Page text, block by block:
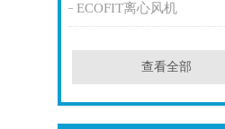
ECOFIT离心风机
查看全部